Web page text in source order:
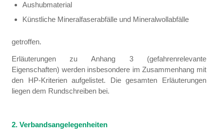
Aushubmaterial
Künstliche Mineralfaserabfälle und Mineralwollabfälle
getroffen.
Erläuterungen zu Anhang 3 (gefahrenrelevante
Eigenschaften) werden insbesondere im Zusammenhang mit
den HP-Kriterien aufgelistet. Die gesamten Erläuterungen
liegen dem Rundschreiben bei.
2. Verbandsangelegenheiten